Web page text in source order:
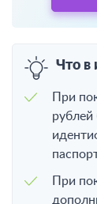
Что в
При
рублей
При